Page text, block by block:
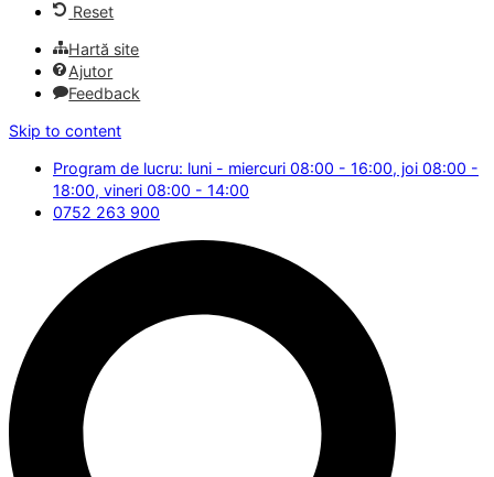
Reset
Hartă site
Ajutor
Feedback
Skip to content
Program de lucru: luni - miercuri 08:00 - 16:00, joi 08:00 -
18:00, vineri 08:00 - 14:00
0752 263 900